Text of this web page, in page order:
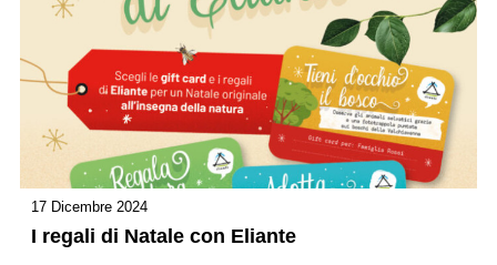
17 Dicembre 2024
I regali di Natale con Eliante